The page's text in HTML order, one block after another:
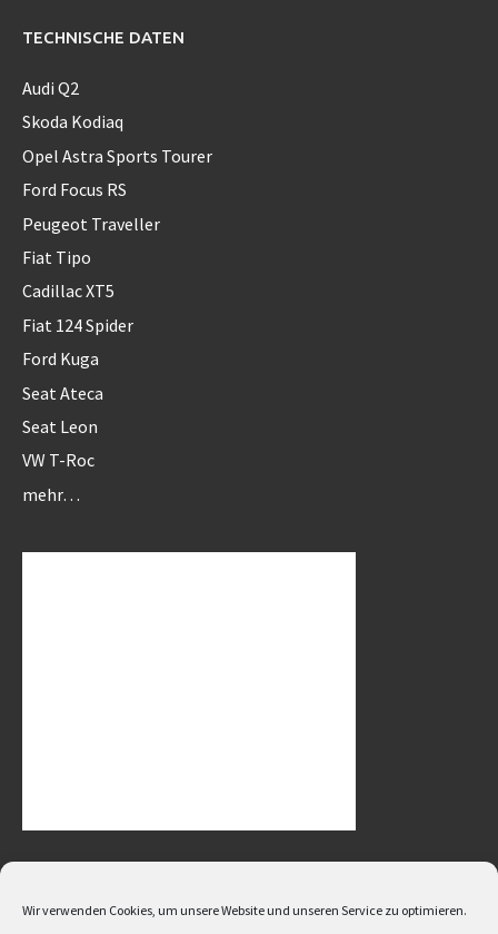
Wir verwenden Cookies, um unsere Website und unseren Service zu optimieren.
TECHNISCHE DATEN
Audi Q2
Skoda Kodiaq
Opel Astra Sports Tourer
Ford Focus RS
Peugeot Traveller
Fiat Tipo
Cadillac XT5
Fiat 124 Spider
Ford Kuga
Seat Ateca
Seat Leon
VW T-Roc
mehr…
Aktuelle Nachrichten, Neuvorstellungen, Ratgeber, Technische Daten,